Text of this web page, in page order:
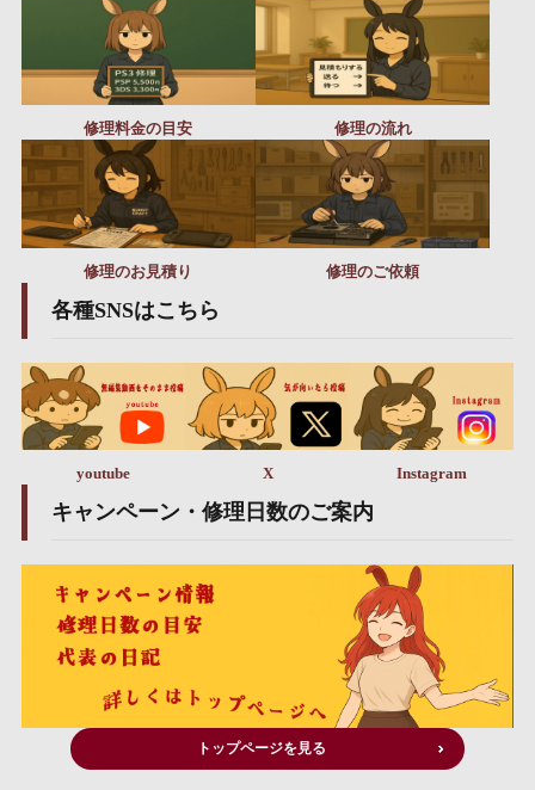
修理料金の目安 修理の流れ
修理のお見積り 修理のご依頼
各種SNSはこちら
youtube X Instagram
キャンペーン・修理日数のご案内
トップページを見る